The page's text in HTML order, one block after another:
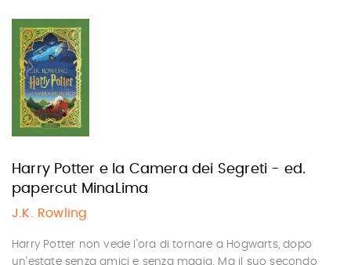
Harry Potter e la Camera dei Segreti - ed.
papercut MinaLima
J.K. Rowling
Harry Potter non vede l’ora di tornare a Hogwarts, dopo
un’estate senza amici e senza magia. Ma il suo secondo